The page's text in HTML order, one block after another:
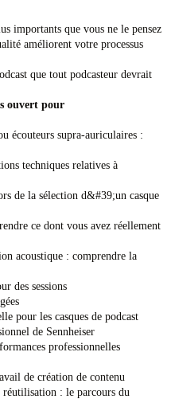
importants que vous ne le pensez
améliorent votre processus
que tout podcasteur devrait
ouvert pour
écouteurs supra-auriculaires :
techniques relatives à
de la sélection d&#39;un casque
ce dont vous avez réellement
acoustique : comprendre la
des sessions
pour les casques de podcast
de Sennheiser
professionnelles
de création de contenu
: le parcours du